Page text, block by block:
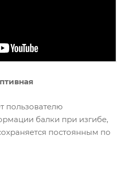
пользователю
балки при изгибе,
постоянным по